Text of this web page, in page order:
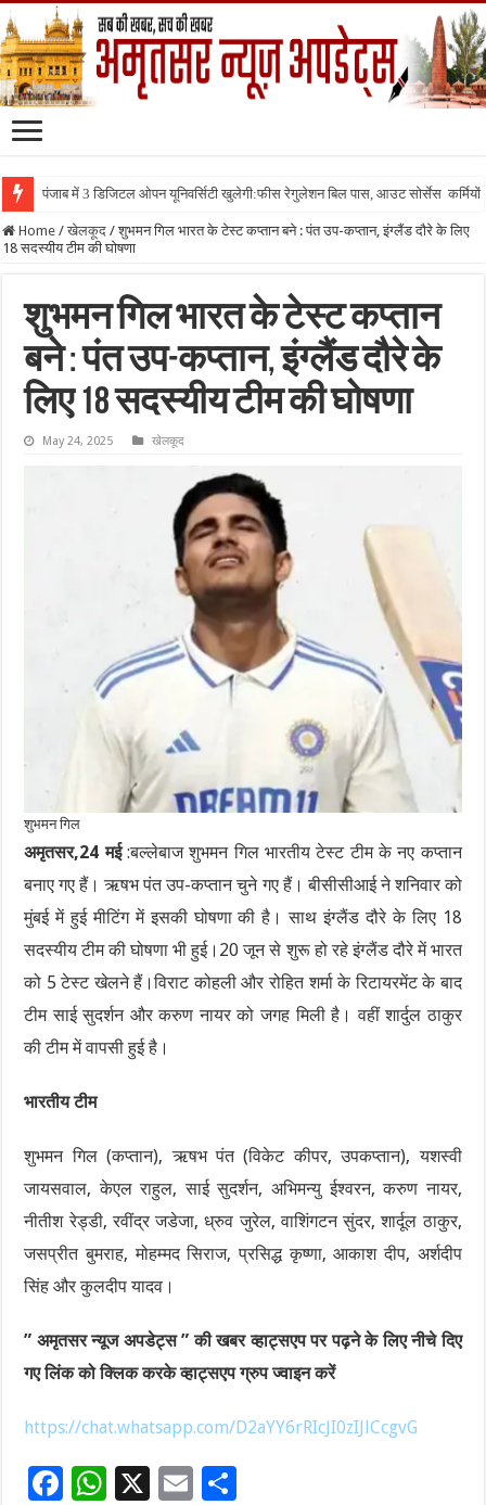
पंजाब में 3 डिजिटल ओपन यूनिवर्सिटी खुलेगी:फीस रेगुलेशन बिल पास, आउट सोर्सेस
Home / खेलकूद / शुभमन गिल भारत के टेस्ट कप्तान बने : पंत उप-कप्तान, इंग्लैंड दौरे के लिए
18 सदस्यीय टीम की घोषणा
शुभमन गिल भारत के टेस्ट कप्तान
बने : पंत उप-कप्तान, इंग्लैंड दौरे के
लिए 18 सदस्यीय टीम की घोषणा
May 24, 2025 खेलकूद
शुभमन गिल
अमृतसर,24 मई:बल्लेबाज शुभमन गिल भारतीय टेस्ट टीम के नए कप्तान
बनाए गए हैं। ऋषभ पंत उप-कप्तान चुने गए हैं। बीसीसीआई ने शनिवार को
मुंबई में हुई मीटिंग में इसकी घोषणा की है। साथ इंग्लैंड दौरे के लिए 18
सदस्यीय टीम की घोषणा भी हुई।20 जून से शुरू हो रहे इंग्लैंड दौरे में भारत
को 5 टेस्ट खेलने हैं।विराट कोहली और रोहित शर्मा के रिटायरमेंट के बाद
टीम साई सुदर्शन और करुण नायर को जगह मिली है। वहीं शार्दुल ठाकुर
की टीम में वापसी हुई है।
भारतीय टीम
शुभमन गिल (कप्तान), ऋषभ पंत (विकेट कीपर, उपकप्तान), यशस्वी
जायसवाल, केएल राहुल, साई सुदर्शन, अभिमन्यु ईश्वरन, करुण नायर,
नीतीश रेड्डी, रवींद्र जडेजा, ध्रुव जुरेल, वाशिंगटन सुंदर, शार्दूल ठाकुर,
जसप्रीत बुमराह, मोहम्मद सिराज, प्रसिद्ध कृष्णा, आकाश दीप, अर्शदीप
सिंह और कुलदीप यादव।
” अमृतसर न्यूज अपडेट्स ” की खबर व्हाट्सएप पर पढ़ने के लिए नीचे दिए
गए लिंक को क्लिक करके व्हाट्सएप ग्रुप ज्वाइन करें
https://chat.whatsapp.com/D2aYY6rRIcJI0zIJlCcgvG
F
W X
E